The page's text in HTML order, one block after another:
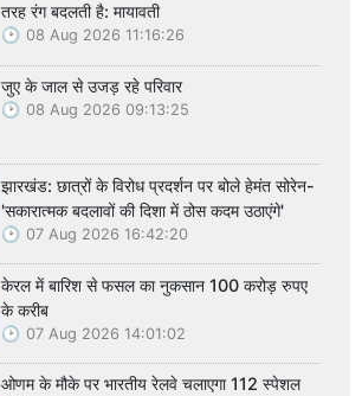
तरह रंग बदलती है: मायावती
08 Aug 2026 11:16:26
जुए के जाल से उजड़ रहे परिवार
08 Aug 2026 09:13:25
झारखंड: छात्रों के विरोध प्रदर्शन पर बोले हेमंत सोरेन-
'सकारात्मक बदलावों की दिशा में ठोस कदम उठाएंगे'
07 Aug 2026 16:42:20
केरल में बारिश से फसल का नुकसान 100 करोड़ रुपए
के करीब
07 Aug 2026 14:01:02
ओणम के मौके पर भारतीय रेलवे चलाएगा 112 स्पेशल